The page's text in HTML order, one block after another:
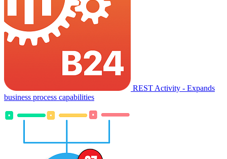
REST Activity - Expands
business process capabilities